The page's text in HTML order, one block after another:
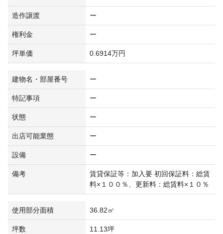
造作譲渡 ー
権利金 ー
坪単価 0.6914万円
建物名・部屋番号 ー
特記事項 ー
状態 ー
出店可能業態 ー
設備 ー
備考
賃貸保証等：加入要 初回保証料：総賃
料×１００％、更新料：総賃料×１０％
使用部分面積 36.82㎡
坪数 11.13坪